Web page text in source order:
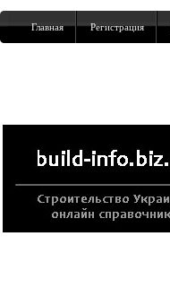
Главная Регистрация